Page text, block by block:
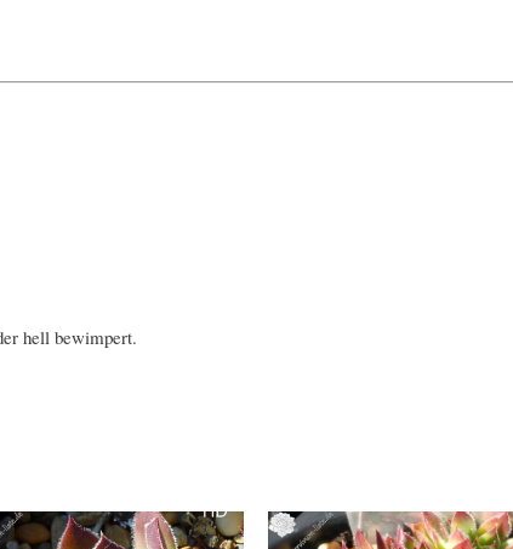
hell bewimpert.